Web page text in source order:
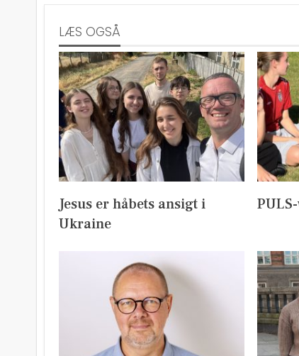
LÆS OGSÅ
Jesus er håbets ansigt i
Ukraine